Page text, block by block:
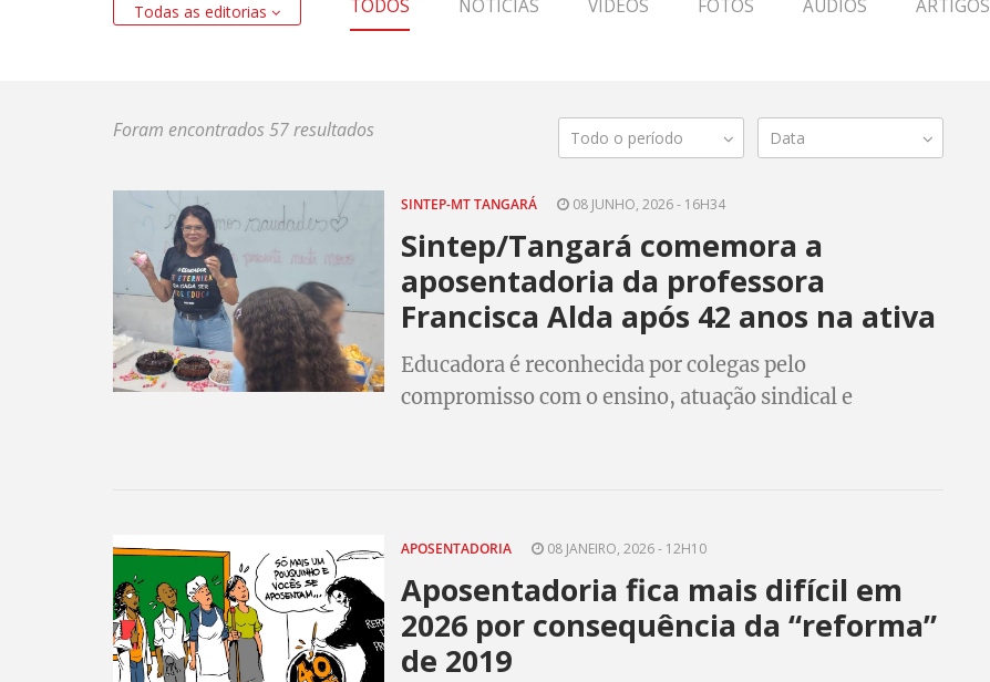
Todas as editorias TODOS NOTÍCIAS VÍDEOS FOTOS ÁUDIOS ARTIGOS
Foram encontrados 57 resultados Todo o período Data
SINTEP-MT TANGARÁ 08 JUNHO, 2026 - 16H34
Sintep/Tangará comemora a
aposentadoria da professora
Francisca Alda após 42 anos na ativa
Educadora é reconhecida por colegas pelo
compromisso com o ensino, atuação sindical e
APOSENTADORIA 08 JANEIRO, 2026 - 12H10
Aposentadoria fica mais difícil em
2026 por consequência da “reforma”
de 2019